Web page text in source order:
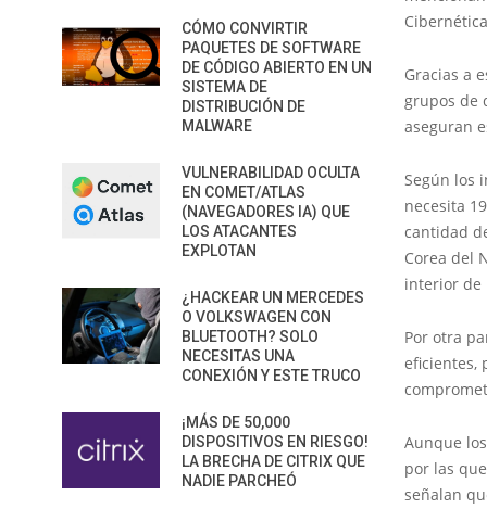
Gracias a
grupos de
aseguran
Según los
necesita
cantidad
Corea del
interior de
Por otra
eficientes,
Aunque
por las
señalan
CÓMO CONVIRTIR
PAQUETES DE SOFTWARE
DE CÓDIGO ABIERTO EN UN
SISTEMA DE
DISTRIBUCIÓN DE
MALWARE
VULNERABILIDAD OCULTA
EN COMET/ATLAS
(NAVEGADORES IA) QUE
LOS ATACANTES
EXPLOTAN
¿HACKEAR UN MERCEDES
O VOLKSWAGEN CON
BLUETOOTH? SOLO
NECESITAS UNA
CONEXIÓN Y ESTE TRUCO
¡MÁS DE 50,000
DISPOSITIVOS EN RIESGO!
LA BRECHA DE CITRIX QUE
NADIE PARCHEÓ